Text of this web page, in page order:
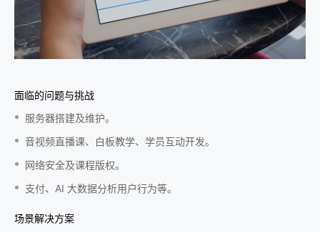
面临的问题与挑战
服务器搭建及维护。
音视频直播课、白板教学、学员互动开发。
网络安全及课程版权。
支付、AI 大数据分析用户行为等。
场景解决方案